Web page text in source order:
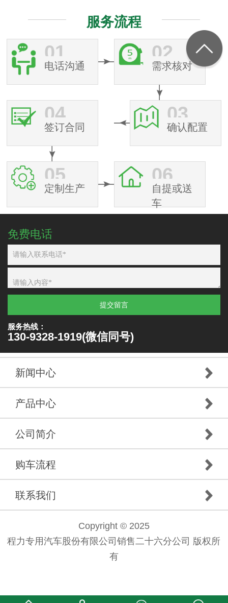
服务流程
01
电话沟通
02
需求核对
03
确认配置
04
签订合同
05
定制生产
06
自提或送
车
免费电话
提交留言
服务热线：
130-9328-1919(微信同号)
新闻中心
产品中心
公司简介
购车流程
联系我们
Copyright © 2025
程力专用汽车股份有限公司销售二十六分公司 版权所
有